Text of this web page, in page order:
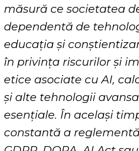
măsură ce societatea
dependentă de
educația și
în privința riscurilor și
etice asociate cu AI,
și alte tehnologii
esențiale. În același
constantă a